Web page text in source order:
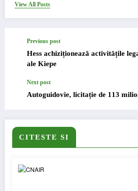
View All Posts
Previous post
Hess achiziționează activitățile
ale Kiepe
Next post
Autoguidovie, licitație de 113
CITESTE SI